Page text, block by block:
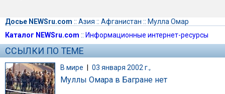
Досье NEWSru.com :: Азия :: Афганистан :: Мулла Омар
Каталог NEWSru.com :: Информационные интернет-ресурсы
ССЫЛКИ ПО ТЕМЕ
В мире | 03 января 2002 г.,
Муллы Омара в Багране нет